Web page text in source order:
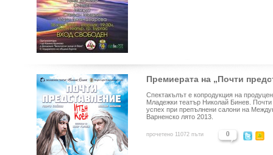
Премиерата на „Почти
Спектакълът е копродукция на
Младежки театър Николай Бинев.
успех при препълнени салони на
Варненско лято 2013.
прочетено 11072 пъти 0